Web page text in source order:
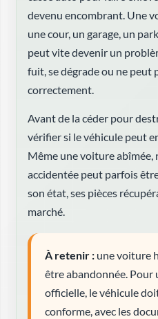
devenu encombrant. Une
une cour, un garage, un
peut vite devenir un
fuit, se dégrade ou ne peut
correctement.
Avant de la céder pour
vérifier si le véhicule peut
Même une voiture abîmée,
accidentée peut parfois
son état, ses pièces
marché.
À retenir : une voiture
être abandonnée. Pour
officielle, le véhicule
conforme, avec les